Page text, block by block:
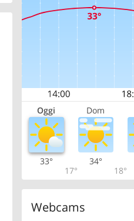
Oggi Dom
33°
17°
34°
18°
Webcams